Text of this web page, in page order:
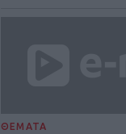
ΘΕΜΑΤΑ